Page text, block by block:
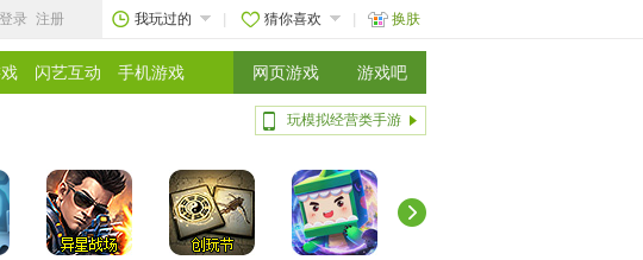
登录 注册 我玩过的 猜你喜欢 换肤
闪艺互动 手机游戏 网页游戏 游戏吧
玩模拟经营类手游